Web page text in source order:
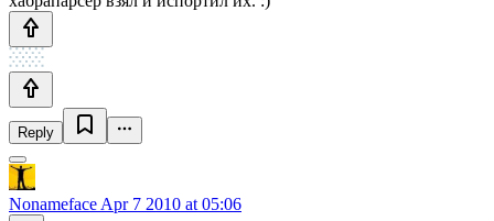
Reply
Nonameface Apr 7 2010 at 05:06